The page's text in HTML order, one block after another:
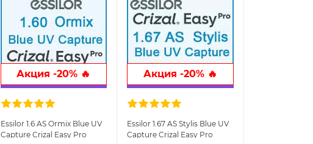
Акция -20% 🔥
Essilor 1.6 AS Ormix Blue UV
Capture Crizal Easy Pro
Акция -20% 🔥
Essilor 1.67 AS Stylis Blue UV
Capture Crizal Easy Pro